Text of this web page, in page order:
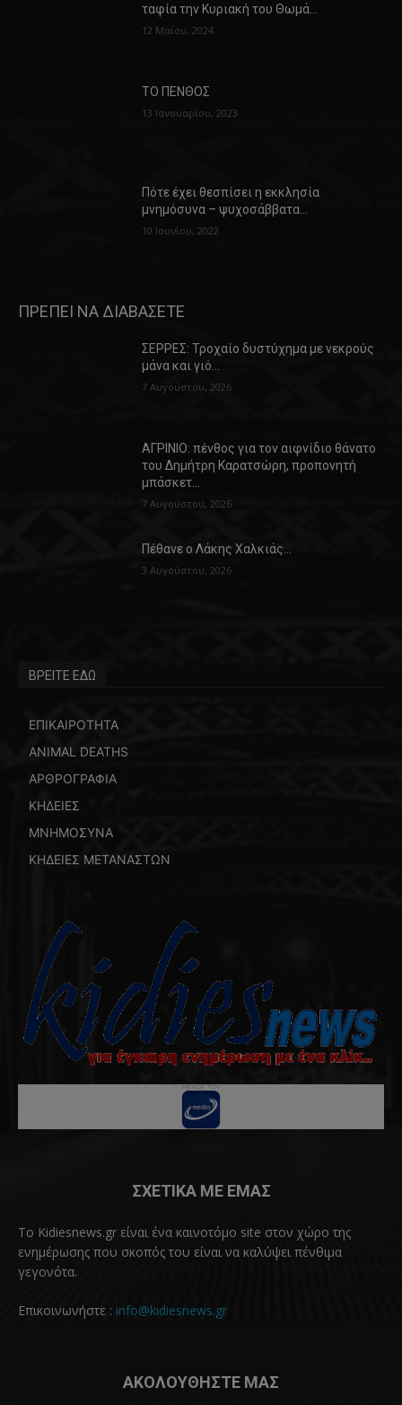
ταφία την Κυριακή του Θωμά…
12 Μαΐου, 2024
ΤΟ ΠΕΝΘΟΣ
13 Ιανουαρίου, 2023
Πότε έχει θεσπίσει η εκκλησία
μνημόσυνα – ψυχοσάββατα…
10 Ιουνίου, 2022
ΠΡΕΠΕΙ ΝΑ ΔΙΑΒΑΣΕΤΕ
ΣΕΡΡΕΣ: Τροχαίο δυστύχημα με νεκρούς
μάνα και γιό…
7 Αυγούστου, 2026
ΑΓΡΙΝΙΟ: πένθος για τον αιφνίδιο θάνατο
του Δημήτρη Καρατσώρη, προπονητή
μπάσκετ…
7 Αυγούστου, 2026
Πέθανε ο Λάκης Χαλκιάς…
3 Αυγούστου, 2026
ΒΡΕΙΤΕ ΕΔΩ
ΕΠΙΚΑΙΡΟΤΗΤΑ
ANIMAL DEATHS
ΑΡΘΡΟΓΡΑΦΙΑ
ΚΗΔΕΙΕΣ
ΜΝΗΜΟΣΥΝΑ
ΚΗΔΕΙΕΣ ΜΕΤΑΝΑΣΤΩΝ
ΣΧΕΤΙΚΑ ΜΕ ΕΜΑΣ
Το Kidiesnews.gr είναι ένα καινοτόμο site στον χώρο της
ενημέρωσης που σκοπός του είναι να καλύψει πένθιμα
γεγονότα.
Επικοινωνήστε : info@kidiesnews.gr
ΑΚΟΛΟΥΘΗΣΤΕ ΜΑΣ